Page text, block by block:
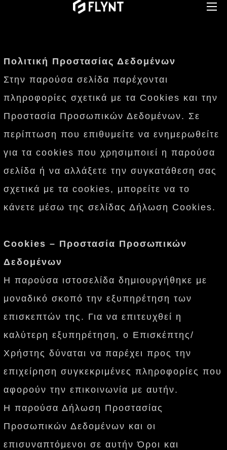
Πολιτική Προστασίας Δεδομένων
Στην παρούσα σελίδα παρέχονται
πληροφορίες σχετικά με τα Cookies και την
Προστασία Προσωπικών Δεδομένων. Σε
περίπτωση που επιθυμείτε να ενημερωθείτε
για τα cookies που χρησιμποιεί η παρούσα
σελίδα ή να αλλάξετε την συγκατάθεση σας
σχετικά με τα cookies, μπορείτε να το
κάνετε μέσω της σελίδας Δήλωση Cookies.
Cookies – Προστασία Προσωπικών
Δεδομένων
H παρούσα ιστοσελίδα δημιουργήθηκε με
μοναδικό σκοπό την εξυπηρέτηση των
επισκεπτών της. Για να επιτευχθεί η
καλύτερη εξυπηρέτηση, ο Επισκέπτης/
Χρήστης δύναται να παρέχει προς την
επιχείρηση συγκεκριμένες πληροφορίες που
αφορούν την επικοινωνία με αυτήν.
Η παρούσα Δήλωση Προστασίας
Προσωπικών Δεδομένων και οι
επισυναπτόμενοι σε αυτήν Όροι και